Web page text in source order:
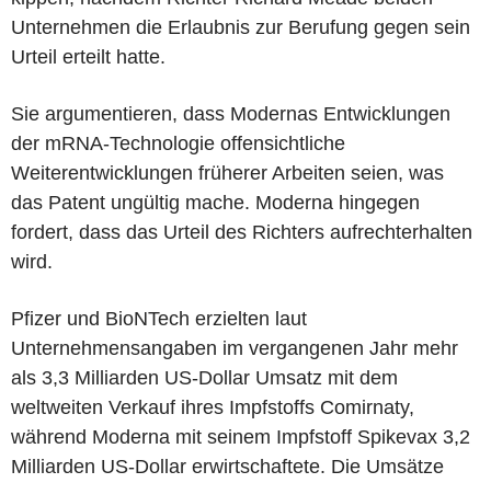
Unternehmen die Erlaubnis zur Berufung gegen sein
Urteil erteilt hatte.
Sie argumentieren, dass Modernas Entwicklungen
der mRNA-Technologie offensichtliche
Weiterentwicklungen früherer Arbeiten seien, was
das Patent ungültig mache. Moderna hingegen
fordert, dass das Urteil des Richters aufrechterhalten
wird.
Pfizer und BioNTech erzielten laut
Unternehmensangaben im vergangenen Jahr mehr
als 3,3 Milliarden US-Dollar Umsatz mit dem
weltweiten Verkauf ihres Impfstoffs Comirnaty,
während Moderna mit seinem Impfstoff Spikevax 3,2
Milliarden US-Dollar erwirtschaftete. Die Umsätze